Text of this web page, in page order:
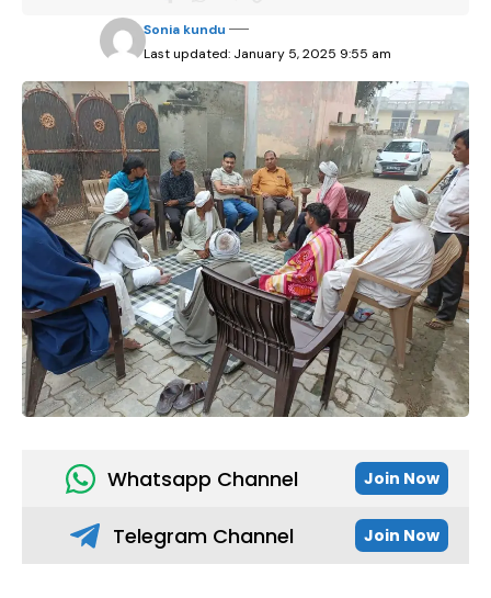
Last updated: January 5, 2025 9:55 am
Sonia kundu
Whatsapp Channel Join Now
Telegram Channel Join Now